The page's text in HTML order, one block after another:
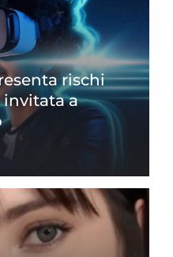
rischi
invitata a